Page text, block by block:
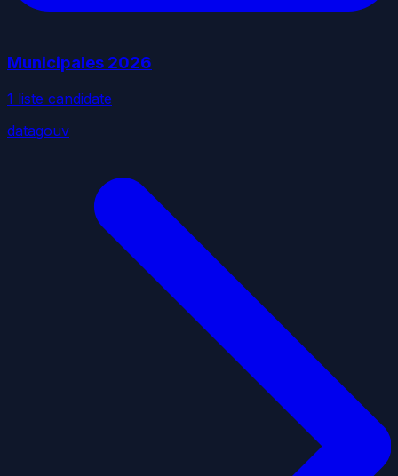
Municipales 2026
1 liste candidate
datagouv